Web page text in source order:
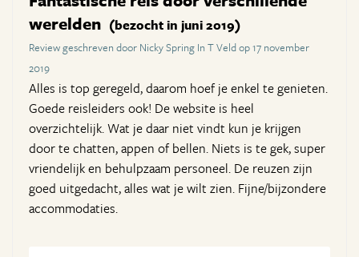
werelden (bezocht in juni 2019)
Review geschreven door Nicky Spring In T Veld op 17 november
2019
Alles is top geregeld, daarom hoef je enkel te genieten.
Goede reisleiders ook! De website is heel
overzichtelijk. Wat je daar niet vindt kun je krijgen
door te chatten, appen of bellen. Niets is te gek, super
vriendelijk en behulpzaam personeel. De reuzen zijn
goed uitgedacht, alles wat je wilt zien. Fijne/bijzondere
accommodaties.